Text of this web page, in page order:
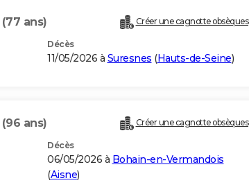
(77 ans) Créer une cagnotte obsèques
Décès
11/05/2026 à Suresnes (Hauts-de-Seine)
(96 ans) Créer une cagnotte obsèques
Décès
06/05/2026 à Bohain-en-Vermandois
(Aisne)